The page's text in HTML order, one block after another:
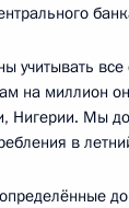
учитывать все
на миллион
Нигерии. Мы
в